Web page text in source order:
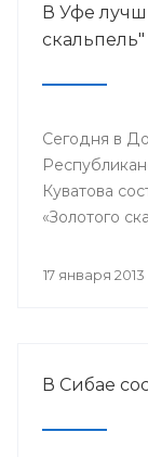
В Уфе
скальпель"
Сегодня в
Куватова
«Золотого
17 января 2013
В Сибае